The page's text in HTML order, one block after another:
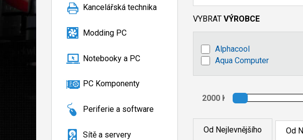
Kancelářská technika
Modding PC
Notebooky a PC
PC Komponenty
Periferie a software
Sítě a servery
VYBRAT VÝROBCE
Alphacool
Aqua Computer
Od Nejlevnějšího Od